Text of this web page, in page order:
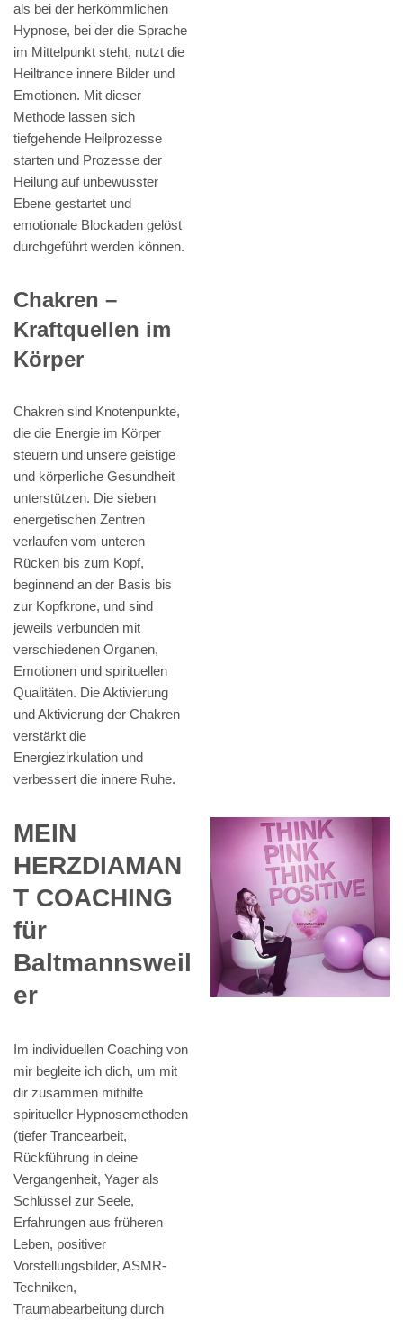
als bei der herkömmlichen
Hypnose, bei der die Sprache
im Mittelpunkt steht, nutzt die
Heiltrance innere Bilder und
Emotionen. Mit dieser
Methode lassen sich
tiefgehende Heilprozesse
starten und Prozesse der
Heilung auf unbewusster
Ebene gestartet und
emotionale Blockaden gelöst
durchgeführt werden können.
Chakren –
Kraftquellen im
Körper
Chakren sind Knotenpunkte,
die die Energie im Körper
steuern und unsere geistige
und körperliche Gesundheit
unterstützen. Die sieben
energetischen Zentren
verlaufen vom unteren
Rücken bis zum Kopf,
beginnend an der Basis bis
zur Kopfkrone, und sind
jeweils verbunden mit
verschiedenen Organen,
Emotionen und spirituellen
Qualitäten. Die Aktivierung
und Aktivierung der Chakren
verstärkt die
Energiezirkulation und
verbessert die innere Ruhe.
MEIN
HERZDIAMAN
T COACHING
für
Baltmannsweil
er
Im individuellen Coaching von
mir begleite ich dich, um mit
dir zusammen mithilfe
spiritueller Hypnosemethoden
(tiefer Trancearbeit,
Rückführung in deine
Vergangenheit, Yager als
Schlüssel zur Seele,
Erfahrungen aus früheren
Leben, positiver
Vorstellungsbilder, ASMR-
Techniken,
Traumabearbeitung durch